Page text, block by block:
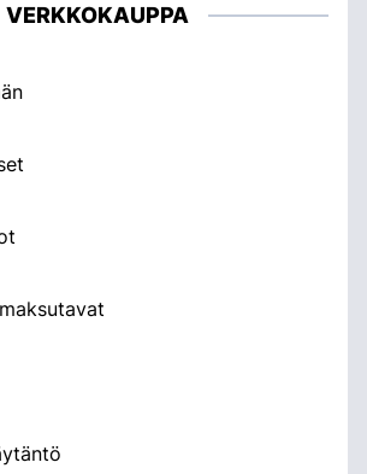
VERKKOKAUPPA